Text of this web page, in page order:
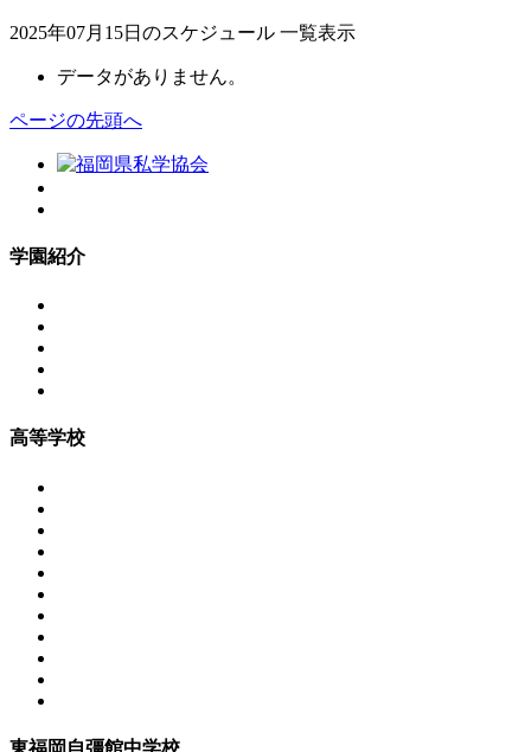
2025年07月15日のスケジュール 一覧表示
データがありません。
ページの先頭へ
学園紹介
高等学校
東福岡自彊館中学校